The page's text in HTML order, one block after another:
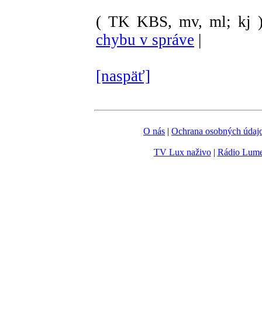
( TK KBS, mv, ml; kj
chybu v správe |
[naspäť]
O nás | Ochrana osobných
TV Lux naživo| Rádio